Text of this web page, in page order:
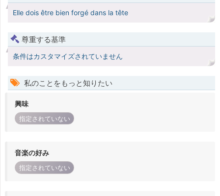
Elle dois être bien forgé dans la tête
尊重する基準
条件はカスタマイズされていません
私のことをもっと知りたい
興味
指定されていない
音楽の好み
指定されていない